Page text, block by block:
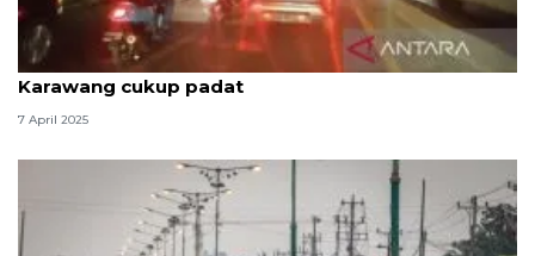
Arus balik di jalur Pantura hingga jalan arteri
Karawang cukup padat
7 April 2025